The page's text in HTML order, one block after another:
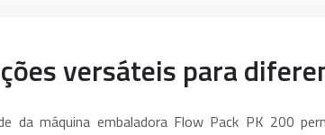
versáteis para
da máquina embaladora Flow Pack PK 200